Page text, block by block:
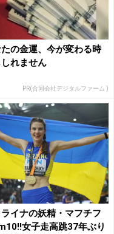
の金運、今が変わる時
れません
PR(合同会社デジタルファーム )
イナの妖精・マフチフ
女子走高跳37年ぶり